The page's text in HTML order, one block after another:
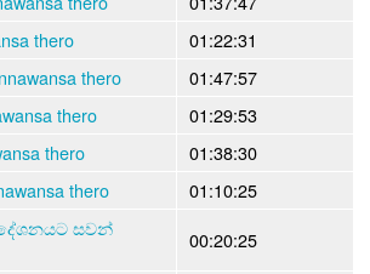
thero
01:22:31
thero
01:47:57
thero
01:29:53
thero
01:38:30
thero
01:10:25
සවන්
00:20:25